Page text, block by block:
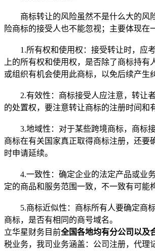
商标转让的风险虽然不是什么大的风
险商标的接受人也不能忽视；主要体现在
1.所有权和使用权：接受转让时，应
上的所有权和使用权，是否除了商标持有
或组织有机会使用此商标，以免后续产生
2.有效性：商标接受人应注意，转让
的处置权，要注意转让商标的注册时间和
3.地域性：对于某些跨境商标，商标接
商标在有关国家真正取得商标注册，还要
时申请延续。
4.一致性：确定企业的法定产品或业
定的商品和服务范围一致，不一致有可能
5.商标近似性：商标所有人要确定商标
商标，是否有相同的商号域名。
立华星财务目前全国各地均有分公司以及
税业务，我司业务涵盖：公司注册，代理